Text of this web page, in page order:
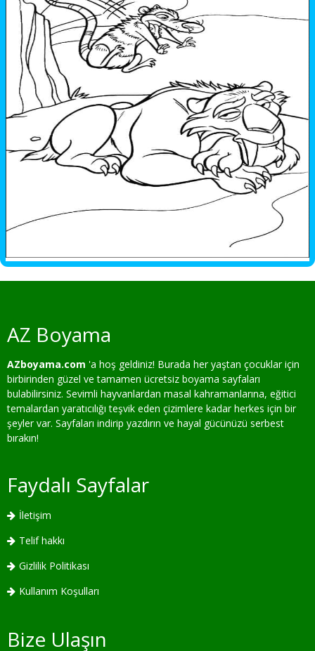
AZ Boyama
AZboyama.com 'a hoş geldiniz! Burada her yaştan çocuklar için
birbirinden güzel ve tamamen ücretsiz boyama sayfaları
bulabilirsiniz. Sevimli hayvanlardan masal kahramanlarına, eğitici
temalardan yaratıcılığı teşvik eden çizimlere kadar herkes için bir
şeyler var. Sayfaları indirip yazdırın ve hayal gücünüzü serbest
bırakın!
Faydalı Sayfalar
İletişim
Telif hakkı
Gizlilik Politikası
Kullanım Koşulları
Bize Ulaşın